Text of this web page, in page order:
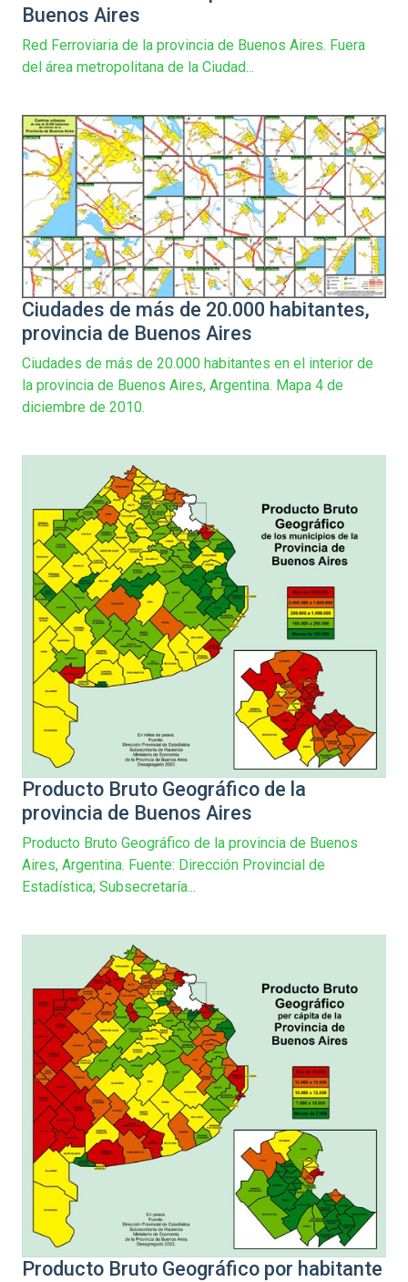
Buenos Aires
Red Ferroviaria de la provincia de Buenos Aires. Fuera
del área metropolitana de la Ciudad...
Ciudades de más de 20.000 habitantes,
provincia de Buenos Aires
Ciudades de más de 20.000 habitantes en el interior de
la provincia de Buenos Aires, Argentina. Mapa 4 de
diciembre de 2010.
Producto Bruto Geográfico de la
provincia de Buenos Aires
Producto Bruto Geográfico de la provincia de Buenos
Aires, Argentina. Fuente: Dirección Provincial de
Estadística; Subsecretaría...
Producto Bruto Geográfico por habitante